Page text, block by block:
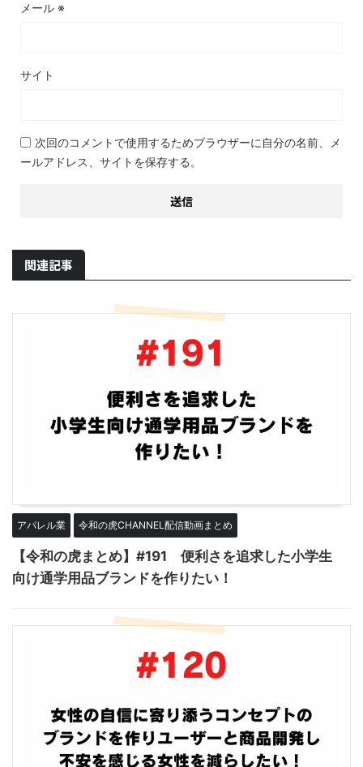
メール ※
サイト
次回のコメントで使用するためブラウザーに自分の名前、メ
ールアドレス、サイトを保存する。
関連記事
アパレル業 令和の虎CHANNEL配信動画まとめ
【令和の虎まとめ】#191 便利さを追求した小学生
向け通学用品ブランドを作りたい！